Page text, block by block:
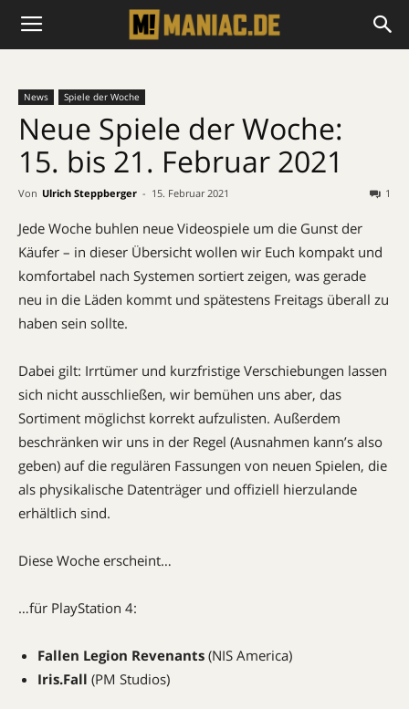
News Spiele der Woche
Neue Spiele der Woche:
15. bis 21. Februar 2021
Von Ulrich Steppberger - 15. Februar 2021 1
Jede Woche buhlen neue Videospiele um die Gunst der
Käufer – in dieser Übersicht wollen wir Euch kompakt und
komfortabel nach Systemen sortiert zeigen, was gerade
neu in die Läden kommt und spätestens Freitags überall zu
haben sein sollte.
Dabei gilt: Irrtümer und kurzfristige Verschiebungen lassen
sich nicht ausschließen, wir bemühen uns aber, das
Sortiment möglichst korrekt aufzulisten. Außerdem
beschränken wir uns in der Regel (Ausnahmen kann’s also
geben) auf die regulären Fassungen von neuen Spielen, die
als physikalische Datenträger und offiziell hierzulande
erhältlich sind.
Diese Woche erscheint…
…für PlayStation 4:
Fallen Legion Revenants (NIS America)
Iris.Fall (PM Studios)